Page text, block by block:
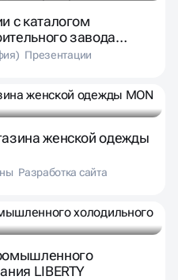
с каталогом
завода
Презентации
женской одежды
Разработка сайта
LIBERTY